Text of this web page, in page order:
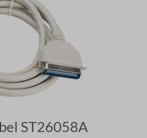
ST26058A